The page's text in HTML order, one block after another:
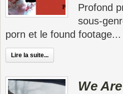
Profond
sous-
porn et le found footage...
Lire la suite...
We